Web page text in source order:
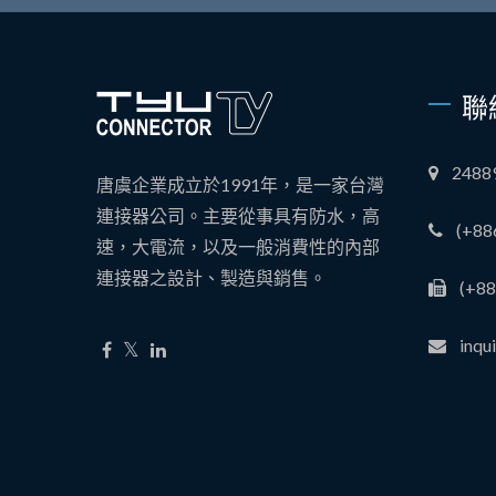
唐虞企業成立於1991年，是一家台灣
連接器公司。主要從事具有防水，高
速，大電流，以及一般消費性的內部
連接器之設計、製造與銷售。
聯